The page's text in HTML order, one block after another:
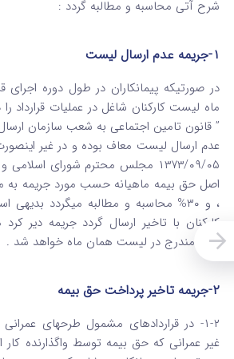
شرح آتی محاسبه و مطالبه گردد :
۱-جریمه عدم ارسال لیست
در صورتیکه پیمانکاران در طول دوره
” قانون تامین اجتماعی به شعب سازمان
عدم ارسال لیست معاف بوده و در غیر
۱۳۷۳/۰۹/۰۵ مجلس محترم شورای
، و ۳۰% محاسبه و مطالبه میگردد
کارکنان با تاخیر ارسال گردد جریمه دیر
بیمه مندرج در لیست همان ماه خواهد شد .
۲-جریمه تاخیر پرداخت حق بیمه
۱-۲- در قراردادهای مشمول طرحهای
غیر عمرانی که حق بیمه توسط واگذارنده